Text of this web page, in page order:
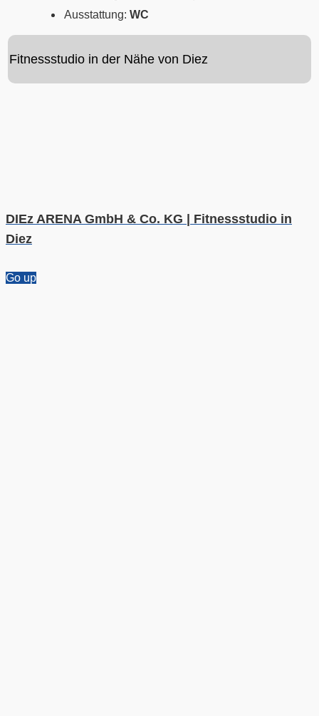
Ausstattung: WC
Fitnessstudio in der Nähe von Diez
DIEz ARENA GmbH & Co. KG | Fitnessstudio in
Diez
Go up